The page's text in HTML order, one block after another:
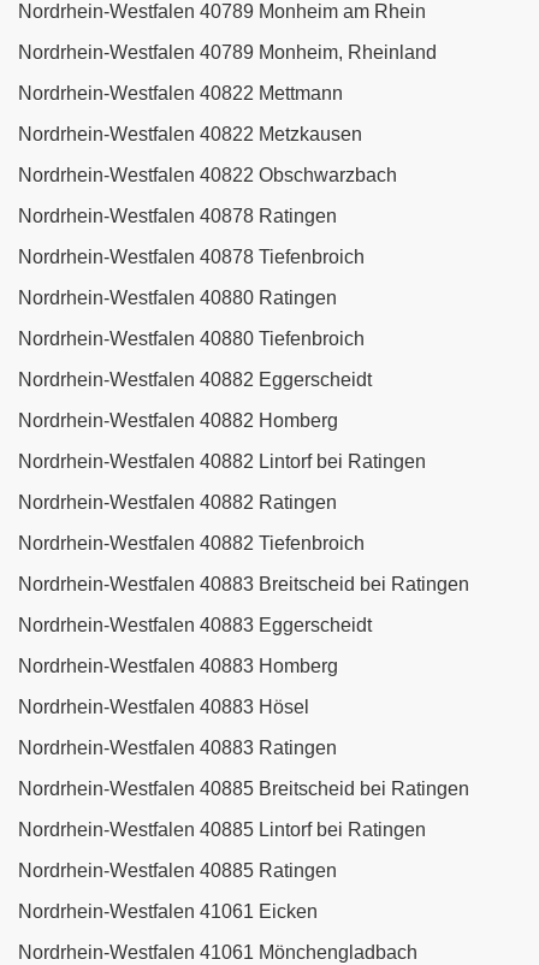
Nordrhein-Westfalen 40789 Monheim am Rhein
Nordrhein-Westfalen 40789 Monheim, Rheinland
Nordrhein-Westfalen 40822 Mettmann
Nordrhein-Westfalen 40822 Metzkausen
Nordrhein-Westfalen 40822 Obschwarzbach
Nordrhein-Westfalen 40878 Ratingen
Nordrhein-Westfalen 40878 Tiefenbroich
Nordrhein-Westfalen 40880 Ratingen
Nordrhein-Westfalen 40880 Tiefenbroich
Nordrhein-Westfalen 40882 Eggerscheidt
Nordrhein-Westfalen 40882 Homberg
Nordrhein-Westfalen 40882 Lintorf bei Ratingen
Nordrhein-Westfalen 40882 Ratingen
Nordrhein-Westfalen 40882 Tiefenbroich
Nordrhein-Westfalen 40883 Breitscheid bei Ratingen
Nordrhein-Westfalen 40883 Eggerscheidt
Nordrhein-Westfalen 40883 Homberg
Nordrhein-Westfalen 40883 Hösel
Nordrhein-Westfalen 40883 Ratingen
Nordrhein-Westfalen 40885 Breitscheid bei Ratingen
Nordrhein-Westfalen 40885 Lintorf bei Ratingen
Nordrhein-Westfalen 40885 Ratingen
Nordrhein-Westfalen 41061 Eicken
Nordrhein-Westfalen 41061 Mönchengladbach